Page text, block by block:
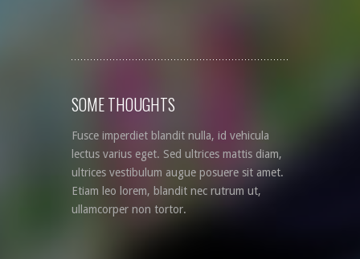
SOME THOUGHTS
Fusce imperdiet blandit nulla, id vehicula
lectus varius eget. Sed ultrices mattis diam,
ultrices vestibulum augue posuere sit amet.
Etiam leo lorem, blandit nec rutrum ut,
ullamcorper non tortor.